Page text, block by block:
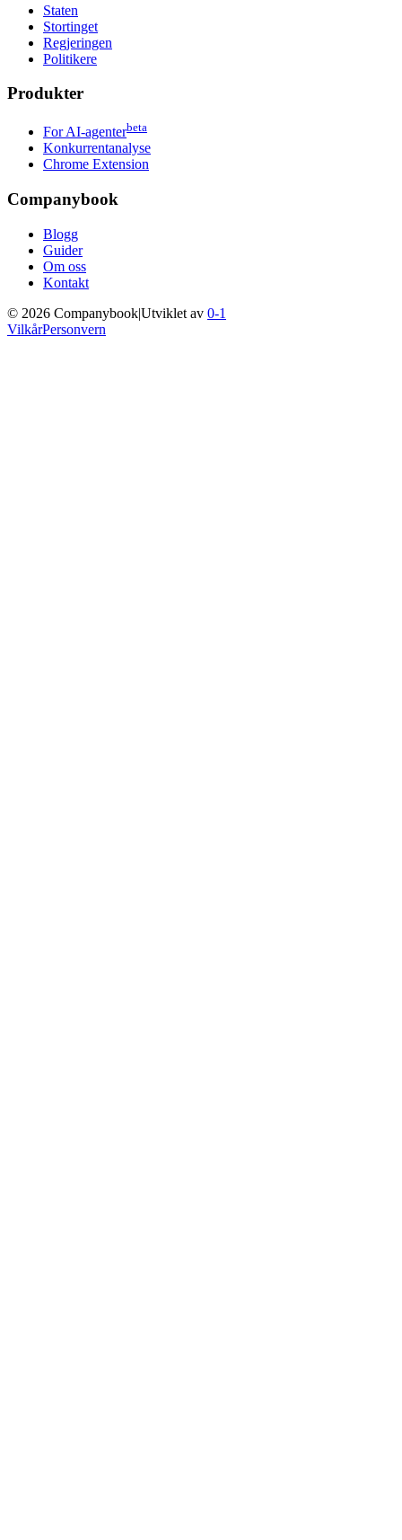
Staten
Stortinget
Regjeringen
Politikere
Produkter
For AI-agenterbeta
Konkurrentanalyse
Chrome Extension
Companybook
Blogg
Guider
Om oss
Kontakt
© 2026 Companybook|Utviklet av 0-1
VilkårPersonvern